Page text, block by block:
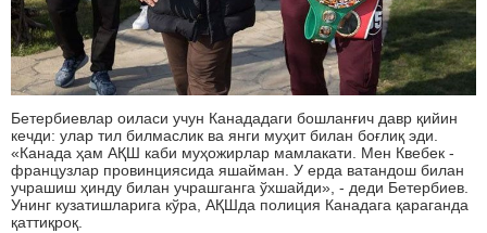
Бетербиевлар оиласи учун Канададаги бошланғич давр қийин
кечди: улар тил билмаслик ва янги муҳит билан боғлиқ эди.
«Канада ҳам АҚШ каби муҳожирлар мамлакати. Мен Квебек -
французлар провинциясида яшайман. У ерда ватандош билан
учрашиш ҳинду билан учрашганга ўхшайди», - деди Бетербиев.
Унинг кузатишларига кўра, АҚШда полиция Канадага қараганда
қаттиқроқ.